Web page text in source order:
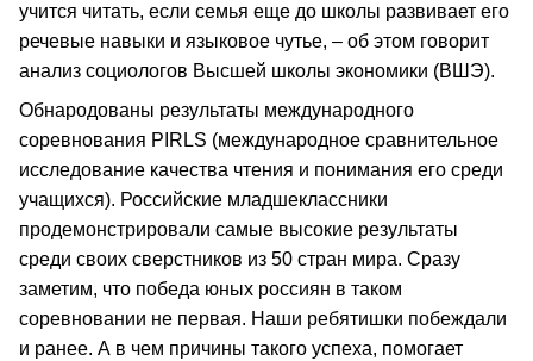
учится читать, если семья еще до школы развивает его
речевые навыки и языковое чутье, – об этом говорит
анализ социологов Высшей школы экономики (ВШЭ).
Обнародованы результаты международного
соревнования PIRLS (международное сравнительное
исследование качества чтения и понимания его среди
учащихся). Российские младшеклассники
продемонстрировали самые высокие результаты
среди своих сверстников из 50 стран мира. Сразу
заметим, что победа юных россиян в таком
соревновании не первая. Наши ребятишки побеждали
и ранее. А в чем причины такого успеха, помогает